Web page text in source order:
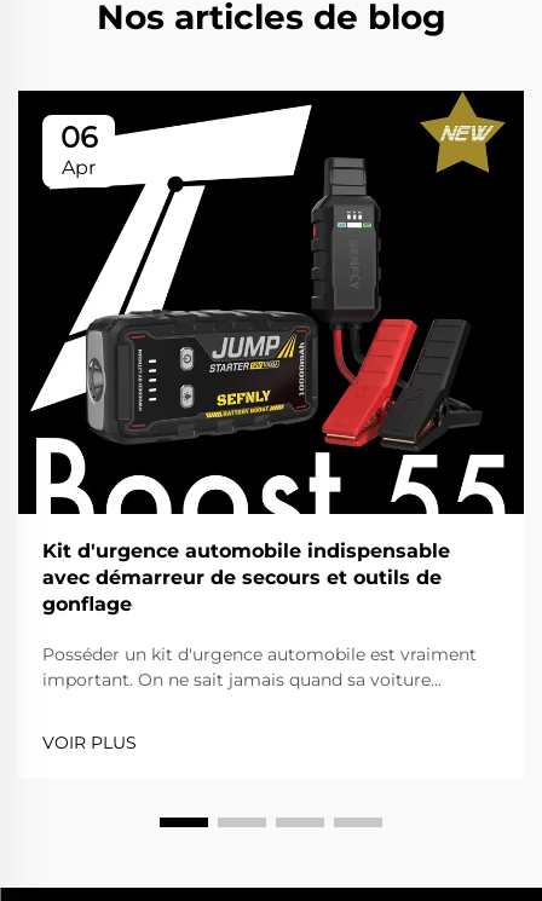
Nos articles de blog
06
Apr
Kit d'urgence automobile indispensable
avec démarreur de secours et outils de
gonflage
Posséder un kit d'urgence automobile est vraiment
important. On ne sait jamais quand sa voiture
des tracas. L’un des outils les plus essentiels pour
VOIR PLUS